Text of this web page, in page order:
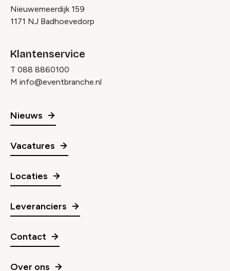
Nieuwemeerdijk 159
1171 NJ Badhoevedorp
Klantenservice
T 088 8860100
M info@eventbranche.nl
Nieuws
Vacatures
Locaties
Leveranciers
Contact
Over ons